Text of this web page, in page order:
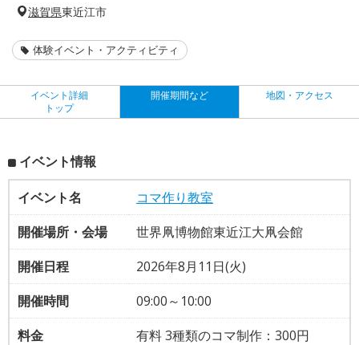
滋賀県東近江市
体験イベント・アクティビティ
イベント詳細
トップ
開催期間など 地図・アクセス
イベント情報
イベント名
コマ作り教室
開催場所・会場
世界凧博物館東近江大凧会館
開催日程
2026年8月11日(火)
開催時間
09:00～10:00
料金
有料 3種類のコマ制作：300円